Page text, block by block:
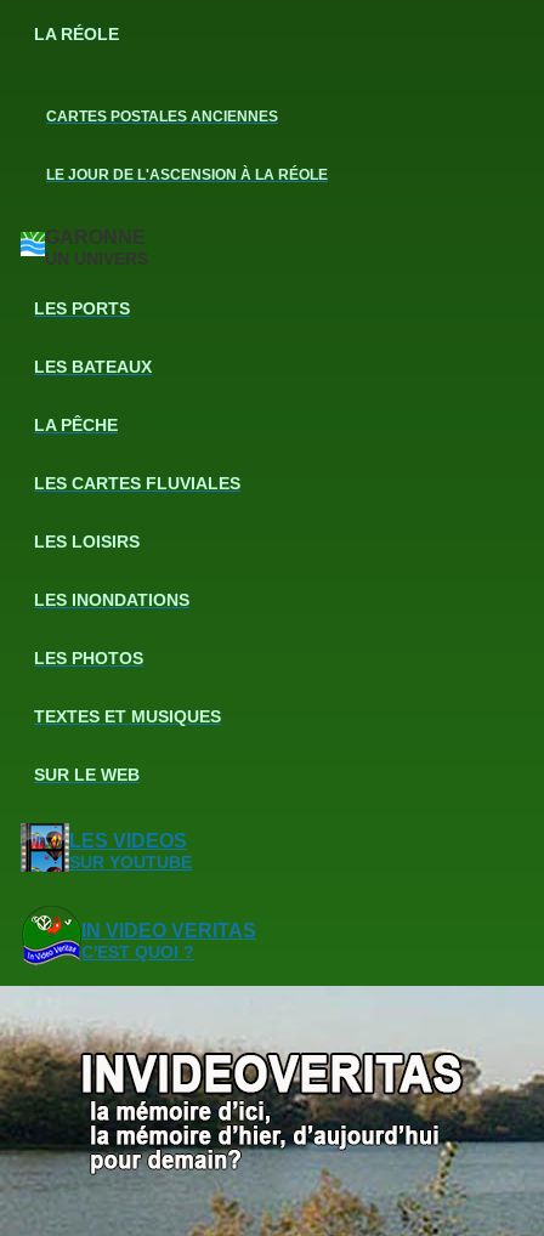
LA RÉOLE
CARTES POSTALES ANCIENNES
LE JOUR DE L'ASCENSION À LA RÉOLE
GARONNE
UN UNIVERS
LES PORTS
LES BATEAUX
LA PÊCHE
LES CARTES FLUVIALES
LES LOISIRS
LES INONDATIONS
LES PHOTOS
TEXTES ET MUSIQUES
SUR LE WEB
LES VIDEOS
SUR YOUTUBE
IN VIDEO VERITAS
C'EST QUOI ?